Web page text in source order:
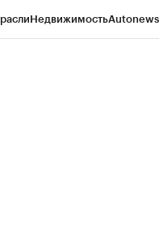
НедвижимостьAutonews